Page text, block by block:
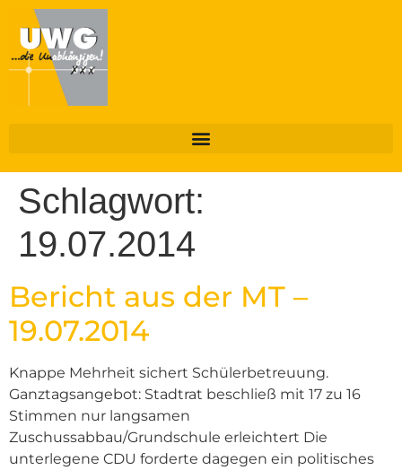
Schlagwort:
19.07.2014
Bericht aus der MT –
19.07.2014
Knappe Mehrheit sichert Schülerbetreuung.
Ganztagsangebot: Stadtrat beschließ mit 17 zu 16
Stimmen nur langsamen
Zuschussabbau/Grundschule erleichtert Die
unterlegene CDU forderte dagegen ein politisches